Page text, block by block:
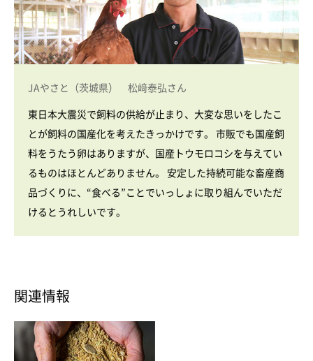
JAやさと（茨城県） 松﨑泰弘さん
東日本大震災で飼料の供給が止まり、大変な思いをしたこ
とが飼料の国産化を考えたきっかけです。 市販でも国産飼
料をうたう卵はありますが、国産トウモロコシを与えてい
るものはほとんどありません。 安定した持続可能な畜産商
品づくりに、“食べる”ことでいっしょに取り組んでいただ
けるとうれしいです。
関連情報